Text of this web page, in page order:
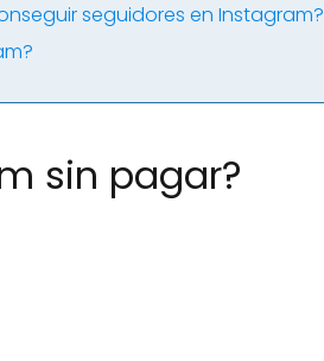
seguidores en Instagram?
sin pagar?